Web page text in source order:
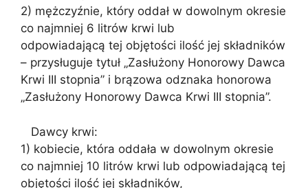
2) mężczyźnie, który oddał w dowolnym okresie
co najmniej 6 litrów krwi lub
odpowiadającą tej objętości ilość jej składników
– przysługuje tytuł „Zasłużony Honorowy Dawca
Krwi III stopnia” i brązowa odznaka honorowa
„Zasłużony Honorowy Dawca Krwi III stopnia”.
Dawcy krwi:
1) kobiecie, która oddała w dowolnym okresie
co najmniej 10 litrów krwi lub odpowiadającą tej
objętości ilość jej składników,